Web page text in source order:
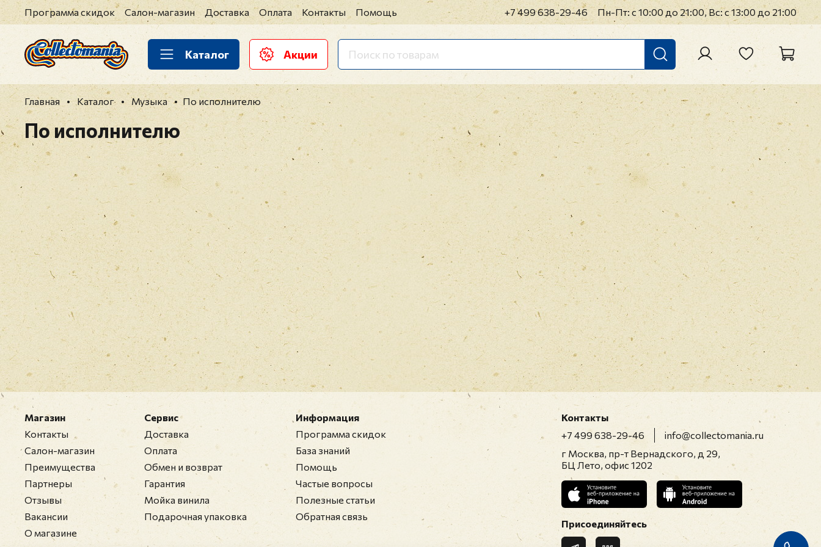
Программа скидок Салон-магазин Доставка Оплата Контакты Помощь +7 499 638-29-46 Пн-Пт: с 10:00 до 21:00, Вс: с 13:00 до 21:00
Каталог Акции
Главная Каталог Музыка По исполнителю
По исполнителю
Магазин
Контакты
Салон-магазин
Преимущества
Партнеры
Отзывы
Вакансии
О магазине
Сервис
Доставка
Оплата
Обмен и возврат
Гарантия
Мойка винила
Подарочная упаковка
Информация
Программа скидок
База знаний
Помощь
Частые вопросы
Полезные статьи
Обратная связь
Контакты
+7 499 638-29-46
info@collectomania.ru
г Москва, пр-т Вернадского, д 29,
БЦ Лето, офис 1202
Присоединяйтесь